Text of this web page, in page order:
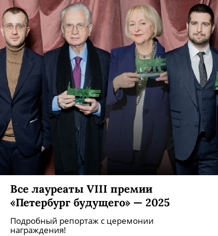
Все лауреаты VIII премии
«Петербург будущего» — 2025
Подробный репортаж с церемонии
награждения!